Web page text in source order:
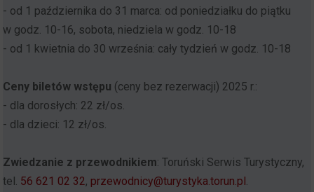
- od 1 października do 31 marca: od poniedziałku do piątku
w godz. 10-16, sobota, niedziela w godz. 10-18
- od 1 kwietnia do 30 września: cały tydzień w godz. 10-18
Ceny biletów wstępu (ceny bez rezerwacji) 2025 r.:
- dla dorosłych: 22 zł/os.
- dla dzieci: 12 zł/os.
Zwiedzanie z przewodnikiem: Toruński Serwis Turystyczny,
tel. 56 621 02 32, przewodnicy@turystyka.torun.pl .